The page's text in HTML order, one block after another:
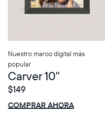
Nuestro marco digital más
popular
Carver 10"
$149
COMPRAR AHORA